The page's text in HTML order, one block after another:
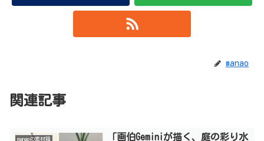
manao
関連記事
manaoの素材箱
「画伯Geminiが描く、庭の彩り水